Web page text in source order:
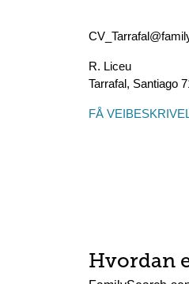
R. Liceu
Tarrafal, Santiago
FÅ
Hvordan